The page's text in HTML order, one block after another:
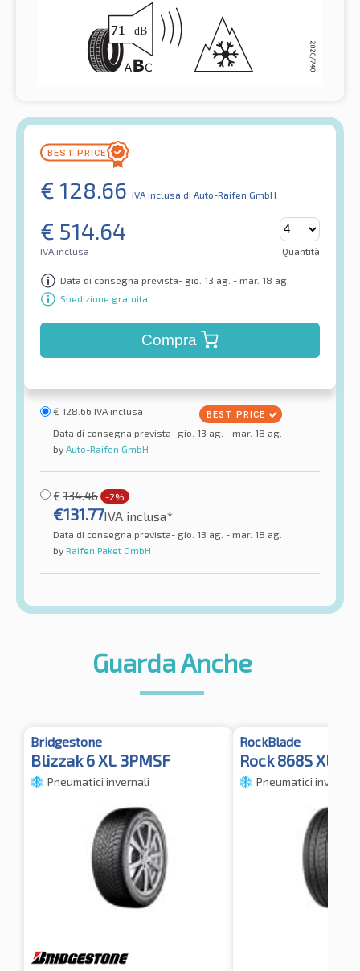
€ 128.66 IVA inclusa di Auto-Raifen GmbH
€ 514.64
IVA inclusa Quantità
Data di consegna prevista- gio. 13 ag. - mar. 18 ag.
Spedizione gratuita
Compra
€ 128.66 IVA inclusa
Data di consegna prevista- gio. 13 ag. - mar. 18 ag.
by Auto-Raifen GmbH
€ 134.46 -2%
€131.77IVA inclusa*
Data di consegna prevista- gio. 13 ag. - mar. 18 ag.
by Raifen Paket GmbH
Guarda Anche
Bridgestone
Blizzak 6 XL 3PMSF
Pneumatici invernali
RockBlade
Rock 868S XL
Pneumatici invernali